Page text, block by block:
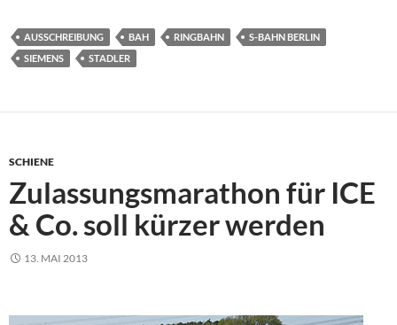
AUSSCHREIBUNG BAH RINGBAHN
S-BAHN BERLIN
SIEMENS
STADLER
SCHIENE
Zulassungsmarathon für ICE
& Co. soll kürzer werden
13. MAI 2013